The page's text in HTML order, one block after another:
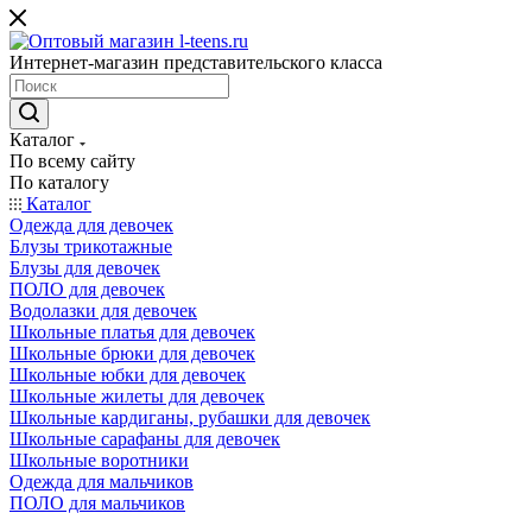
Интернет-магазин представительского класса
Каталог
По всему сайту
По каталогу
Каталог
Одежда для девочек
Блузы трикотажные
Блузы для девочек
ПОЛО для девочек
Водолазки для девочек
Школьные платья для девочек
Школьные брюки для девочек
Школьные юбки для девочек
Школьные жилеты для девочек
Школьные кардиганы, рубашки для девочек
Школьные сарафаны для девочек
Школьные воротники
Одежда для мальчиков
ПОЛО для мальчиков